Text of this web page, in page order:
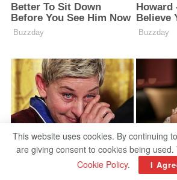
This website uses cookies. By continuing
are giving consent to cookies being used.
Cookie Policy. I